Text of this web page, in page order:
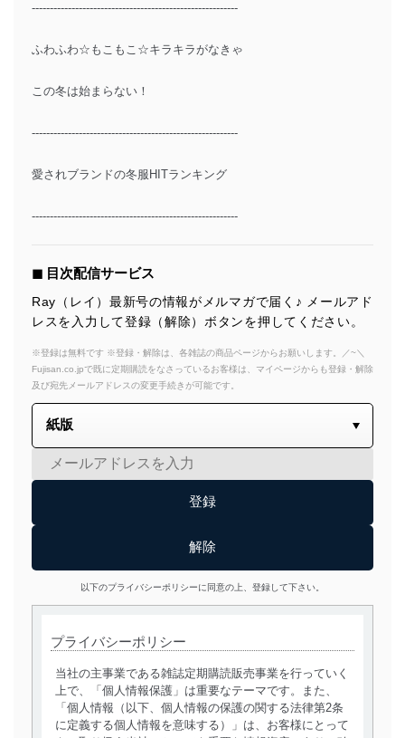
---------------------------------------------------------
ふわふわ☆もこもこ☆キラキラがなきゃ
この冬は始まらない！
---------------------------------------------------------
愛されブランドの冬服HITランキング
---------------------------------------------------------
◼︎ 目次配信サービス
Ray（レイ）最新号の情報がメルマガで届く♪ メールアド
レスを入力して登録（解除）ボタンを押してください。
※登録は無料です ※登録・解除は、各雑誌の商品ページからお願いします。／~＼
Fujisan.co.jpで既に定期購読をなさっているお客様は、マイページからも登録・解除
及び宛先メールアドレスの変更手続きが可能です。
以下のプライバシーポリシーに同意の上、登録して下さい。
プライバシーポリシー
当社の主事業である雑誌定期購読販売事業を行っていく
上で、「個人情報保護」は重要なテーマです。また、
「個人情報（以下、個人情報の保護の関する法律第2条
に定義する個人情報を意味する）」は、お客様にとって